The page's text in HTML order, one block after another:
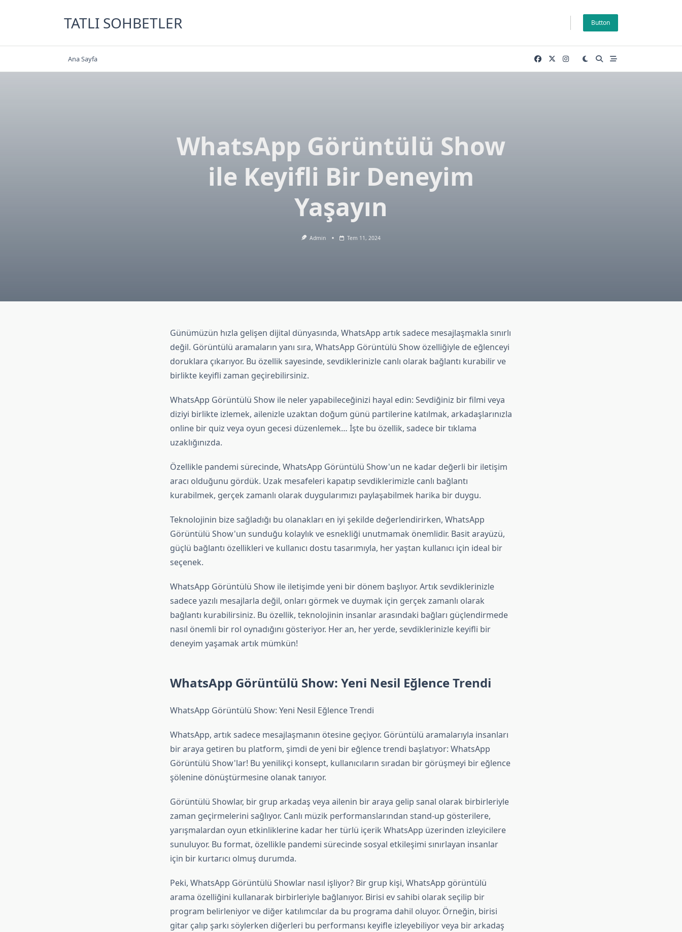
TATLI SOHBETLER Button
Ana Sayfa
WhatsApp Görüntülü Show
ile Keyifli Bir Deneyim
Yaşayın
Admin Tem 11, 2024
Günümüzün hızla gelişen dijital dünyasında, WhatsApp artık sadece mesajlaşmakla sınırlı
değil. Görüntülü aramaların yanı sıra, WhatsApp Görüntülü Show özelliğiyle de eğlenceyi
doruklara çıkarıyor. Bu özellik sayesinde, sevdiklerinizle canlı olarak bağlantı kurabilir ve
birlikte keyifli zaman geçirebilirsiniz.
WhatsApp Görüntülü Show ile neler yapabileceğinizi hayal edin: Sevdiğiniz bir filmi veya
diziyi birlikte izlemek, ailenizle uzaktan doğum günü partilerine katılmak, arkadaşlarınızla
online bir quiz veya oyun gecesi düzenlemek… İşte bu özellik, sadece bir tıklama
uzaklığınızda.
Özellikle pandemi sürecinde, WhatsApp Görüntülü Show'un ne kadar değerli bir iletişim
aracı olduğunu gördük. Uzak mesafeleri kapatıp sevdiklerimizle canlı bağlantı
kurabilmek, gerçek zamanlı olarak duygularımızı paylaşabilmek harika bir duygu.
Teknolojinin bize sağladığı bu olanakları en iyi şekilde değerlendirirken, WhatsApp
Görüntülü Show'un sunduğu kolaylık ve esnekliği unutmamak önemlidir. Basit arayüzü,
güçlü bağlantı özellikleri ve kullanıcı dostu tasarımıyla, her yaştan kullanıcı için ideal bir
seçenek.
WhatsApp Görüntülü Show ile iletişimde yeni bir dönem başlıyor. Artık sevdiklerinizle
sadece yazılı mesajlarla değil, onları görmek ve duymak için gerçek zamanlı olarak
bağlantı kurabilirsiniz. Bu özellik, teknolojinin insanlar arasındaki bağları güçlendirmede
nasıl önemli bir rol oynadığını gösteriyor. Her an, her yerde, sevdiklerinizle keyifli bir
deneyim yaşamak artık mümkün!
WhatsApp Görüntülü Show: Yeni Nesil Eğlence Trendi
WhatsApp Görüntülü Show: Yeni Nesil Eğlence Trendi
WhatsApp, artık sadece mesajlaşmanın ötesine geçiyor. Görüntülü aramalarıyla insanları
bir araya getiren bu platform, şimdi de yeni bir eğlence trendi başlatıyor: WhatsApp
Görüntülü Show'lar! Bu yenilikçi konsept, kullanıcıların sıradan bir görüşmeyi bir eğlence
şölenine dönüştürmesine olanak tanıyor.
Görüntülü Showlar, bir grup arkadaş veya ailenin bir araya gelip sanal olarak birbirleriyle
zaman geçirmelerini sağlıyor. Canlı müzik performanslarından stand-up gösterilere,
yarışmalardan oyun etkinliklerine kadar her türlü içerik WhatsApp üzerinden izleyicilere
sunuluyor. Bu format, özellikle pandemi sürecinde sosyal etkileşimi sınırlayan insanlar
için bir kurtarıcı olmuş durumda.
Peki, WhatsApp Görüntülü Showlar nasıl işliyor? Bir grup kişi, WhatsApp görüntülü
arama özelliğini kullanarak birbirleriyle bağlanıyor. Birisi ev sahibi olarak seçilip bir
program belirleniyor ve diğer katılımcılar da bu programa dahil oluyor. Örneğin, birisi
gitar çalıp şarkı söylerken diğerleri bu performansı keyifle izleyebiliyor veya bir arkadaş